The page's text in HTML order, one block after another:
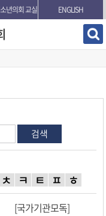
년의회 교실
ENGLISH
검색
ㅊ ㅋ ㅌ ㅍ ㅎ
[국가기관모독]